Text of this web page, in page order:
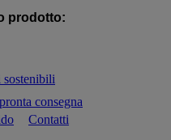
prodotto:
sostenibili
consegna
Contatti